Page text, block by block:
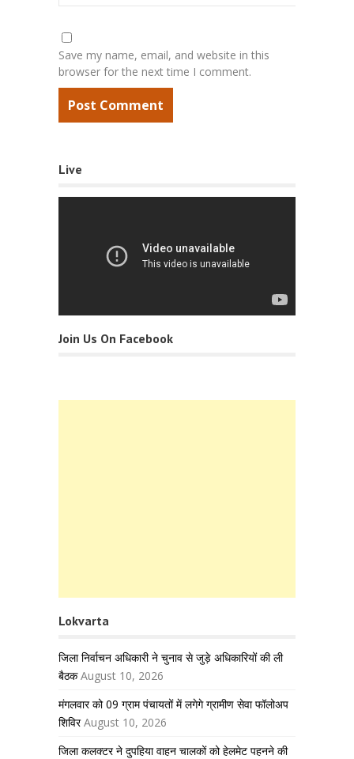
Save my name, email, and website in this
browser for the next time I comment.
Live
Join Us On Facebook
Lokvarta
जिला निर्वाचन अधिकारी ने चुनाव से जुड़े अधिकारियों की ली
बैठक August 10, 2026
मंगलवार को 09 ग्राम पंचायतों में लगेगे ग्रामीण सेवा फॉलोअप
शिविर August 10, 2026
जिला कलक्टर ने दुपहिया वाहन चालकों को हेलमेट पहनने की